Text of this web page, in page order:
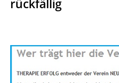
rückfällig